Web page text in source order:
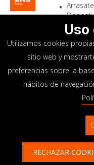
Madrid
SEDE
Goiru, 7
CP 20500
+34 900
Política de cookies
Uso
Utilizamos cookies
sitio web y
preferencias sobre la
hábitos de
RECHAZAR